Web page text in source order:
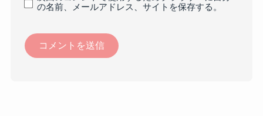
の名前、メールアドレス、サイトを保存する。